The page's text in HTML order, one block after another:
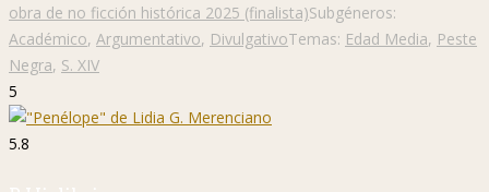
obra de no ficción histórica 2025 (finalista)Subgéneros:
Académico, Argumentativo, DivulgativoTemas: Edad Media, Peste
Negra, S. XIV
5
5.8